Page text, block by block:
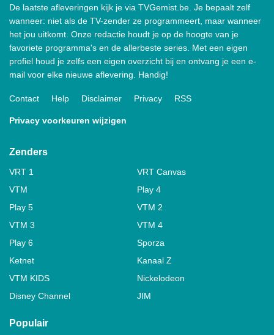
De laatste afleveringen kijk je via TVGemist.be. Je bepaalt zelf
wanneer: niet als de TV-zender ze programmeert, maar wanneer
het jou uitkomt. Onze redactie houdt je op de hoogte van je
favoriete programma's en de allerbeste series. Met een eigen
profiel houd je zelfs een eigen overzicht bij en ontvang je een e-
mail voor elke nieuwe aflevering. Handig!
Contact Help Disclaimer Privacy RSS
Privacy voorkeuren wijzigen
Zenders
VRT 1
VRT Canvas
VTM
Play 4
Play 5
VTM 2
VTM 3
VTM 4
Play 6
Sporza
Ketnet
Kanaal Z
VTM KIDS
Nickelodeon
Disney Channel
JIM
Populair